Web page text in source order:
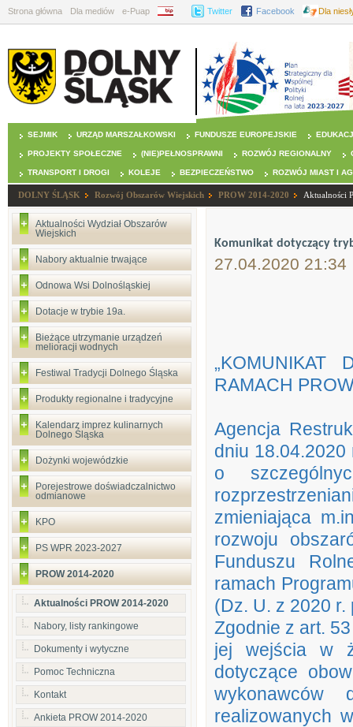
Strona główna Dla mediów e-Puap BIP Twitter Facebook Dla
SEJMIK URZĄD MARSZAŁKOWSKI FUNDUSZE EUROPEJSKIE
PROJEKTY SPOŁECZNE (NIE)PEŁNOSPRAWNI ROZWÓJ REGIONALNY
TRANSPORT I DROGI KOLEJE BEZPIECZEŃSTWO ROZWÓJ MIAST I
DOLNY ŚLĄSK Rozwój Obszarów Wiejskich PROW 2014-2020 Aktualności
Aktualności Wydział Obszarów
Wiejskich
Nabory aktualnie trwające
Odnowa Wsi Dolnośląskiej
Dotacje w trybie 19a.
Bieżące utrzymanie urządzeń
melioracji wodnych
Festiwal Tradycji Dolnego Śląska
Produkty regionalne i tradycyjne
Kalendarz imprez kulinarnych
Dolnego Śląska
Dożynki wojewódzkie
Porejestrowe doświadczalnictwo
odmianowe
KPO
PS WPR 2023-2027
PROW 2014-2020
Aktualności PROW 2014-2020
Nabory, listy rankingowe
Dokumenty i wytyczne
Pomoc Techniczna
Kontakt
Ankieta PROW 2014-2020
Komunikat dotyczący
27.04.2020 21:34
„KOMUNIKAT
RAMACH
Agencja
dniu 18.04.2020
o
zmieniająca
rozwoju
Funduszu
ramach
(Dz. U. z 2020
Zgodnie z art.
jej wejścia w
dotyczące
wykonawców
realizowanych